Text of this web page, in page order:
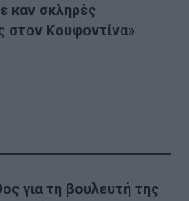
καν σκληρές
στον Κουφοντίνα»
για τη βουλευτή της